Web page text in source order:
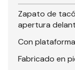
Zapato de
apertura
Con
Fabricado en